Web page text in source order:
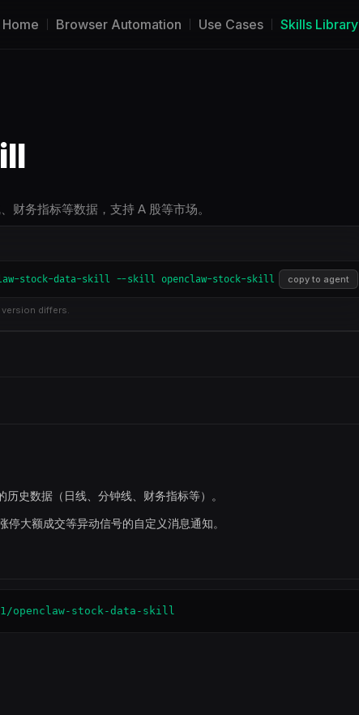
Home Browser Automation Use Cases Skills Library
务指标等数据，支持 A 股等市场。
stock-data-skill --skill openclaw-stock-skill copy to agent
version differs.
史数据（日线、分钟线、财务指标等）。
停大额成交等异动信号的自定义消息通知。
openclaw-stock-data-skill